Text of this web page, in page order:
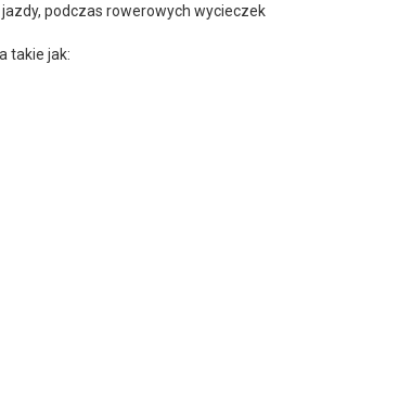
podczas rowerowych wycieczek
takie jak: